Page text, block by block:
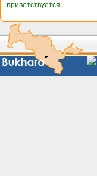
приветствуется.